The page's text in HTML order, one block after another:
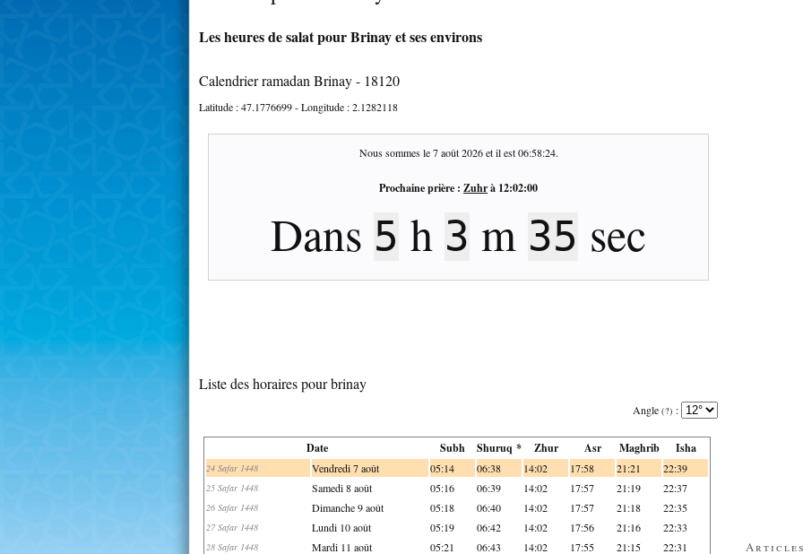
Les heures de salat pour Brinay et ses environs
Calendrier ramadan Brinay - 18120
Latitude :47.1776699- Longitude :2.1282118
Nous sommes le7 août 2026et il est06:58:25.
Prochaine prière : Zuhrà 12:02:00
Dans 5 h 3 m 34 sec
Liste des horaires pour brinay
Angle (?) :
Date Subh Shuruq * Zhur Asr Maghrib Isha
24 Safar 1448 Vendredi 7 août 05:14 06:38 14:02 17:58 21:21 22:39
25 Safar 1448 Samedi 8 août 05:16 06:39 14:02 17:57 21:19 22:37
26 Safar 1448 Dimanche 9 août 05:18 06:40 14:02 17:57 21:18 22:35
27 Safar 1448 Lundi 10 août 05:19 06:42 14:02 17:56 21:16 22:33
28 Safar 1448 Mardi 11 août 05:21 06:43 14:02 17:55 21:15 22:31